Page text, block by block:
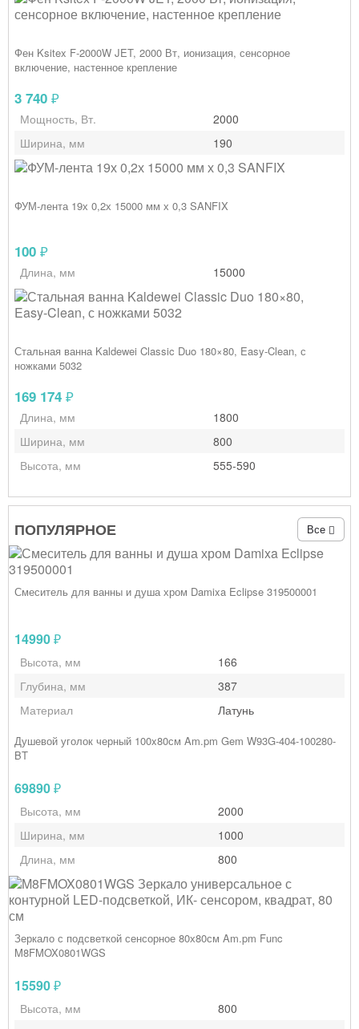
Фен Ksitex F‑2000W JET, 2000 Вт, ионизация, сенсорное
включение, настенное крепление
3 740 ₽
Мощность, Вт.
2000
Ширина, мм
190
ФУМ-лента 19х 0,2х 15000 мм х 0,3 SANFIX
100 ₽
Длина, мм 15000
Стальная ванна Kaldewei Classic Duo 180×80, Easy‑Clean, с
ножками 5032
169 174 ₽
Длина, мм
1800
Ширина, мм
800
Высота, мм
555-590
ПОПУЛЯРНОЕ Все
Смеситель для ванны и душа хром Damixa Eclipse 319500001
14990₽
Высота, мм
166
Глубина, мм
387
Материал
Латунь
Душевой уголок черный 100x80см Am.pm Gem W93G-404-100280-
BT
69890₽
Высота, мм
2000
Ширина, мм
1000
Длина, мм
800
Зеркало с подсветкой сенсорное 80х80см Am.pm Func
M8FMOX0801WGS
15590₽
Высота, мм
800